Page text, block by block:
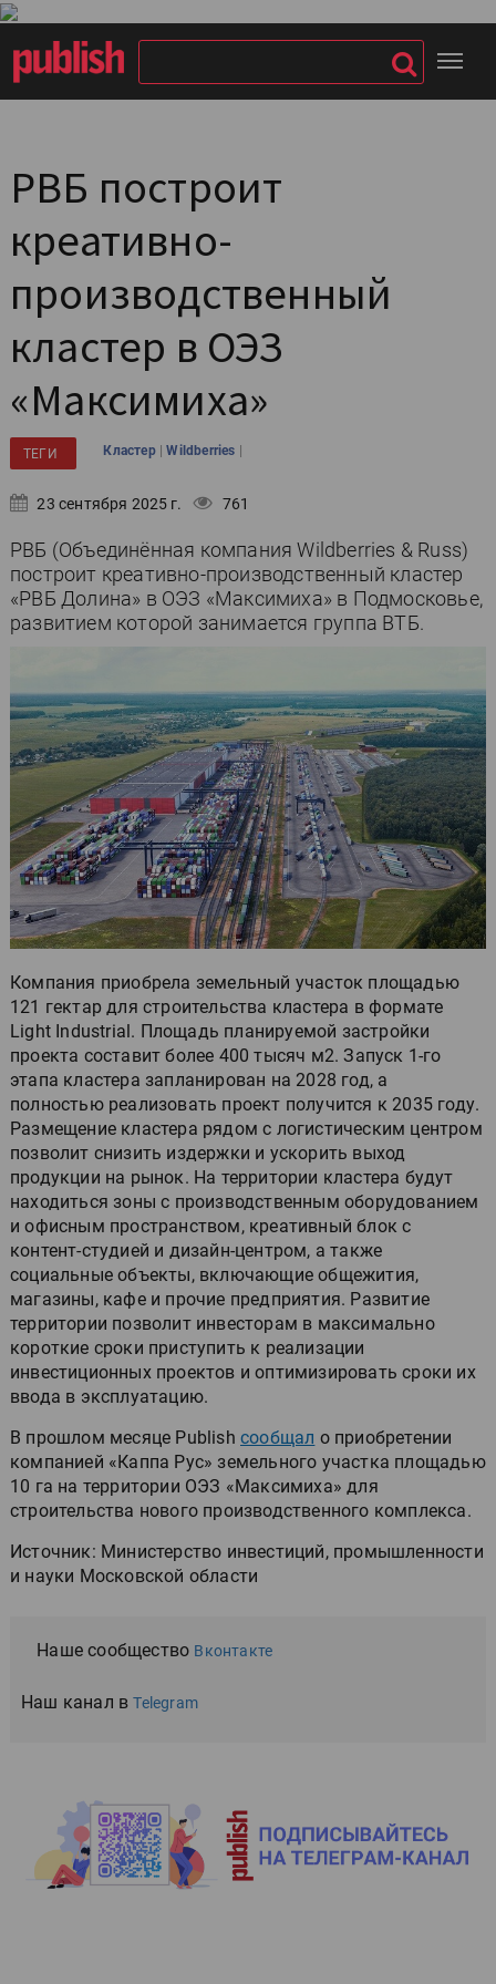
РВБ построит
креативно-
производственный
кластер в ОЭЗ
«Максимиха»
ТЕГИ Кластер |Wildberries |
23 сентября 2025 г. 761
РВБ (Объединённая компания Wildberries & Russ)
построит креативно-производственный кластер
«РВБ Долина» в ОЭЗ «Максимиха» в Подмосковье,
развитием которой занимается группа ВТБ.
Компания приобрела земельный участок площадью
121 гектар для строительства кластера в формате
Light Industrial. Площадь планируемой застройки
проекта составит более 400 тысяч м2. Запуск 1-го
этапа кластера запланирован на 2028 год, а
полностью реализовать проект получится к 2035 году.
Размещение кластера рядом с логистическим центром
позволит снизить издержки и ускорить выход
продукции на рынок. На территории кластера будут
находиться зоны с производственным оборудованием
и офисным пространством, креативный блок с
контент-студией и дизайн-центром, а также
социальные объекты, включающие общежития,
магазины, кафе и прочие предприятия. Развитие
территории позволит инвесторам в максимально
короткие сроки приступить к реализации
инвестиционных проектов и оптимизировать сроки их
ввода в эксплуатацию.
В прошлом месяце Publish сообщал о приобретении
компанией «Каппа Рус» земельного участка площадью
10 га на территории ОЭЗ «Максимиха» для
строительства нового производственного комплекса.
Источник: Министерство инвестиций, промышленности
и науки Московской области
Наше сообщество Вконтакте
Наш канал вTelegram